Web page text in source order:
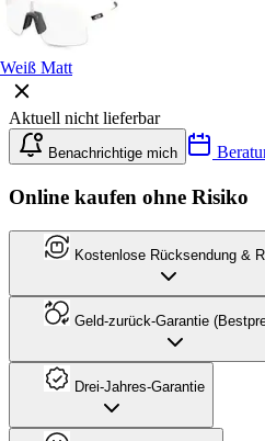
Weiß Matt
Aktuell nicht lieferbar
Benachrichtige mich
Online kaufen ohne Risiko
Kostenlose Rücksendung &
Geld-zurück-Garantie
Drei-Jahres-Garantie